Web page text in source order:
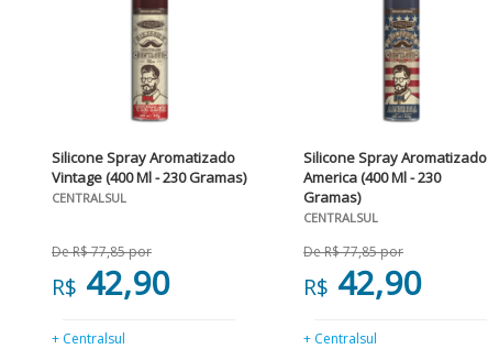
Silicone Spray Aromatizado
Vintage (400 Ml - 230 Gramas)
CENTRALSUL
De R$ 77,85 por
R$ 42,90
+ Centralsul
Silicone Spray Aromatizado
America (400 Ml - 230
Gramas)
CENTRALSUL
De R$ 77,85 por
R$ 42,90
+ Centralsul